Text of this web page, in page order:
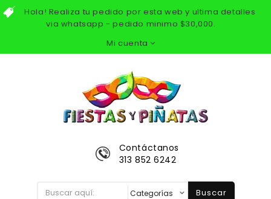
Hola! Realiza tu pedido por esta web y ultima detalles
via whatsapp - pedido minimo $30,000.
Mi cuenta
Contáctanos
313 852 6242
Buscar